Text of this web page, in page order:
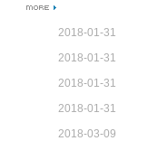
2018-01-31
2018-01-31
2018-01-31
2018-01-31
2018-03-09